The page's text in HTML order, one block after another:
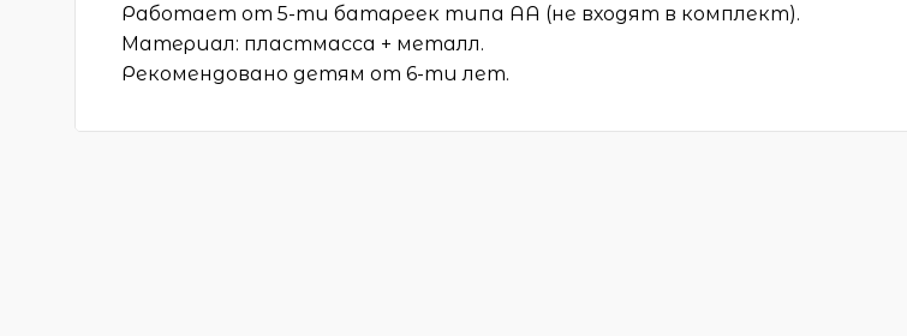
Работает от 5-ти батареек типа АА (не входят в комплект).
Материал: пластмасса + металл.
Рекомендовано детям от 6-ти лет.